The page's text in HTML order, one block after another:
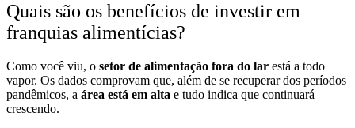
Quais são os benefícios de investir em
franquias alimentícias?
Como você viu, o setor de alimentação fora do lar está a todo
vapor. Os dados comprovam que, além de se recuperar dos períodos
pandêmicos, a área está em alta e tudo indica que continuará
crescendo.